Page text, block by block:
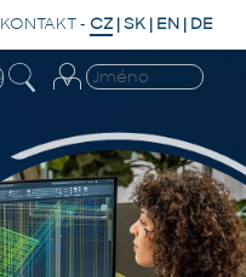
KONTAKT- CZ |SK | EN | DE